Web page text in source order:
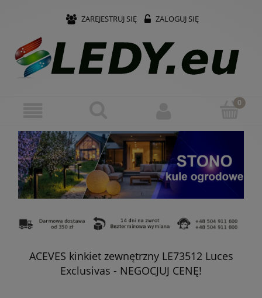
ZAREJESTRUJ SIĘ ZALOGUJ SIĘ
ACEVES kinkiet zewnętrzny LE73512 Luces
Exclusivas - NEGOCJUJ CENĘ!